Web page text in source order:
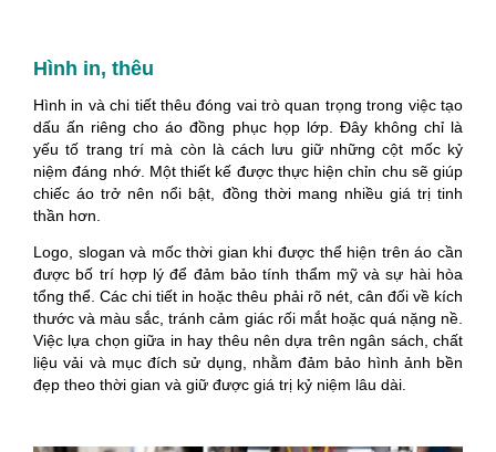
Hình in, thêu
Hình in và chi tiết thêu đóng vai trò quan trọng trong việc tạo
dấu ấn riêng cho áo đồng phục họp lớp. Đây không chỉ là
yếu tố trang trí mà còn là cách lưu giữ những cột mốc kỷ
niệm đáng nhớ. Một thiết kế được thực hiện chỉn chu sẽ giúp
chiếc áo trở nên nổi bật, đồng thời mang nhiều giá trị tinh
thần hơn.
Logo, slogan và mốc thời gian khi được thể hiện trên áo cần
được bố trí hợp lý để đảm bảo tính thẩm mỹ và sự hài hòa
tổng thể. Các chi tiết in hoặc thêu phải rõ nét, cân đối về kích
thước và màu sắc, tránh cảm giác rối mắt hoặc quá nặng nề.
Việc lựa chọn giữa in hay thêu nên dựa trên ngân sách, chất
liệu vải và mục đích sử dụng, nhằm đảm bảo hình ảnh bền
đẹp theo thời gian và giữ được giá trị kỷ niệm lâu dài.